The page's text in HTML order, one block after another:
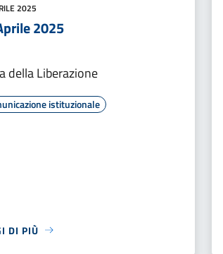
2025
2025
della Liberazione
istituzionale
DI PIÙ